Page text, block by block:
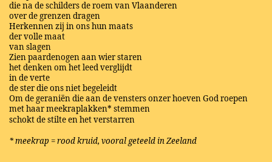
die na de schilders de roem van Vlaanderen
over de grenzen dragen
Herkennen zij in ons hun maats
der volle maat
van slagen
Zien paardenogen aan wier staren
het denken om het leed verglijdt
in de verte
de ster die ons niet begeleidt
Om de geraniën die aan de vensters onzer hoeven God roepen
met haar meekraplakken* stemmen
schokt de stilte en het verstarren
* meekrap = rood kruid, vooral geteeld in Zeeland